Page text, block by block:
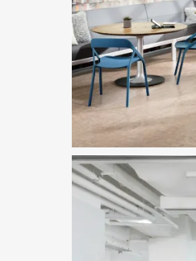
画像をダウンロード